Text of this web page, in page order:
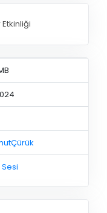
Etkinliği
Sesi